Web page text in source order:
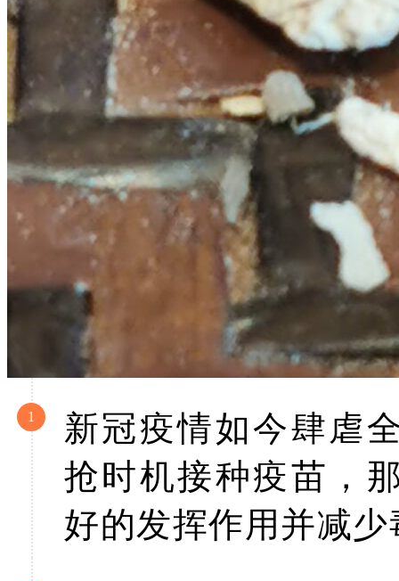
1
新冠疫情如今肆虐
抢时机接种疫苗，
好的发挥作用并减